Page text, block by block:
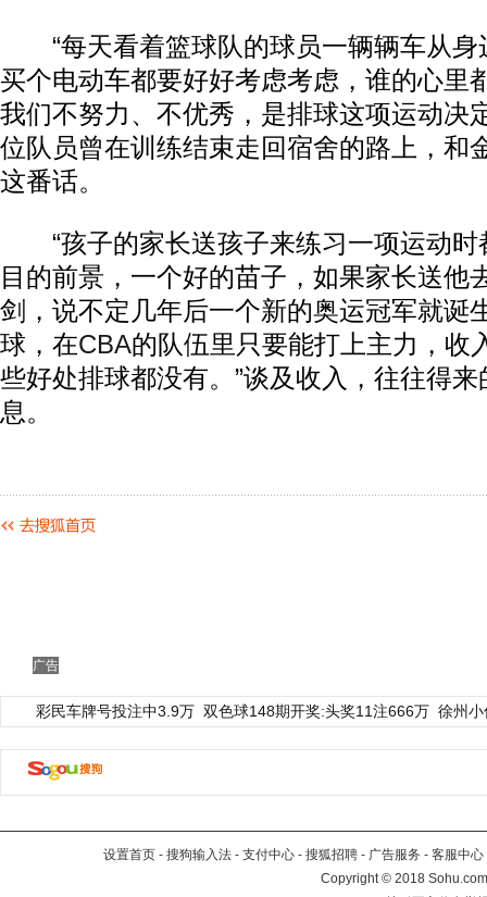
“每天看着篮球队的球员一辆辆车从身
买个电动车都要好好考虑考虑，谁的心里
我们不努力、不优秀，是排球这项运动决
位队员曾在训练结束走回宿舍的路上，和
这番话。
“孩子的家长送孩子来练习一项运动时
目的前景，一个好的苗子，如果家长送他
剑，说不定几年后一个新的奥运冠军就诞
球，在CBA的队伍里只要能打上主力，收
些好处排球都没有。”谈及收入，往往得
息。
广告
彩民车牌号投注中3.9万 双色球148期开奖:头奖11注666万 徐州
设置首页 - 搜狗输入法 - 支付中心 - 搜狐招聘 - 广告服务 - 客服中心
Copyright©2018